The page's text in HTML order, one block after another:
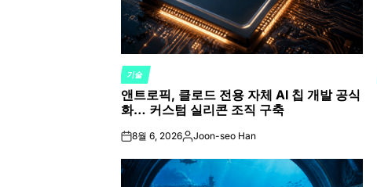
POSTED
IN
기술
앤트로픽, 클로드 전용 자체 AI 칩 개발 공식
화… 커스텀 실리콘 조직 구축
on8월 6, 2026Posted
Joon-seo Han